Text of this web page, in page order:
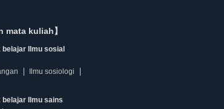
mata kuliah】
Ilmu sosial
Ilmu sosiologi
Ilmu sains